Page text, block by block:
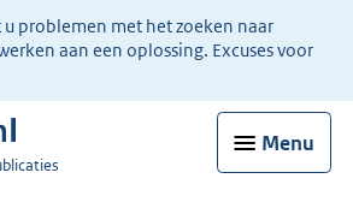
problemen met het zoeken naar
aan een oplossing. Excuses voor
Menu